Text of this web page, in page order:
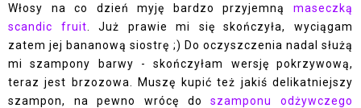
Włosy na co dzień myję bardzo przyjemną maseczką
scandic fruit . Już prawie mi się skończyła, wyciągam
zatem jej bananową siostrę ;) Do oczyszczenia nadal służą
mi szampony barwy - skończyłam wersję pokrzywową,
teraz jest brzozowa. Muszę kupić też jakiś delikatniejszy
szampon, na pewno wrócę doszamponu odżywczego